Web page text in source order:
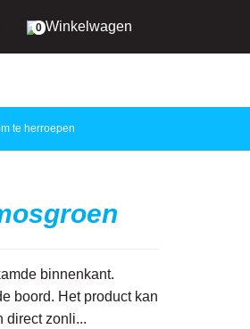
0 Winkelwagen
IS
te herroepen
binnenkant.
boord. Het product kan
direct zonli...